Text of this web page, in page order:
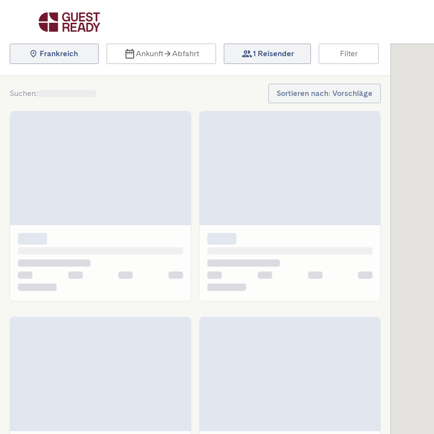
Frankreich Ankunft Abfahrt 1 Reisender Filter
Suchen: Sortieren nach: Vorschläge